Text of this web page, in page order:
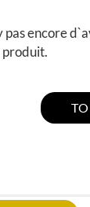
encore
produit.